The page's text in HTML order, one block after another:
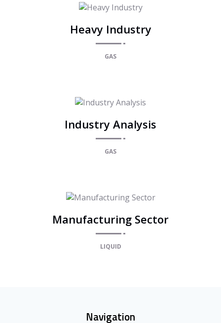
Heavy Industry
GAS
Industry Analysis
GAS
Manufacturing Sector
LIQUID
Navigation